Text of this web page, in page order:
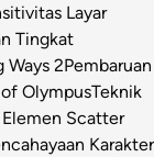
Layar
Tingkat
Ways 2Pembaruan
OlympusTeknik
Elemen Scatter
Karakter